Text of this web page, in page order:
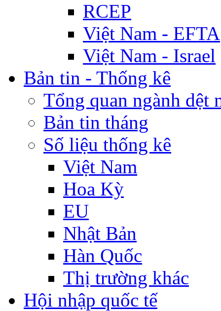
RCEP
Việt Nam - EFTA
Việt Nam - Israel
Bản tin - Thống kê
Tổng quan ngành dệt
Bản tin tháng
Số liệu thống kê
Việt Nam
Hoa Kỳ
EU
Nhật Bản
Hàn Quốc
Thị trường khác
Hội nhập quốc tế